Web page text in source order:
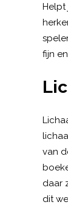
Helpt
fijn
van
daar
dit